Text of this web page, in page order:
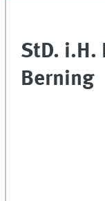
StD. i.H.
Berning